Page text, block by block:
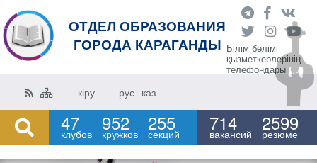
ОТДЕЛ ОБРАЗОВАНИЯ
ГОРОДА КАРАГАНДЫ Білім бөлімі
қызметкерлерінің
телефондары
кіру рус каз
47
клубов 952
кружков 255
секций 714
вакансий 2599
резюме